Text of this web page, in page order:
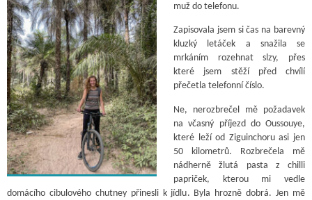
muž do telefonu.
Zapisovala jsem si čas na barevný
kluzký letáček a snažila se
mrkáním rozehnat slzy, přes
které jsem stěží před chvílí
přečetla telefonní číslo.
Ne, nerozbrečel mě požadavek
na včasný příjezd do Oussouye,
které leží od Ziguinchoru asi jen
50 kilometrů. Rozbrečela mě
nádherně žlutá pasta z chilli
papriček, kterou mi vedle
domácího cibulového chutney přinesli k jídlu. Byla hrozně dobrá. Jen mě